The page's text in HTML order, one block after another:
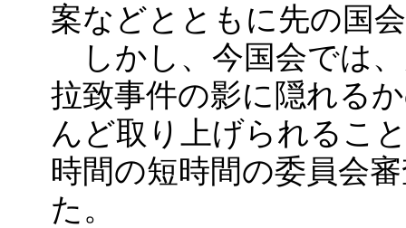
案などとともに先の国
しかし、今国会では
拉致事件の影に隠れる
んど取り上げられるこ
時間の短時間の委員会
た。